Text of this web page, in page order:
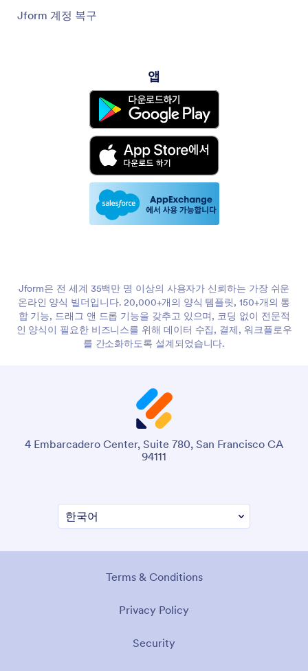
Jform 계정 복구
앱
Jform은 전 세계 35백만 명 이상의 사용자가 신뢰하는 가장 쉬운
온라인 양식 빌더입니다. 20,000+개의 양식 템플릿, 150+개의 통
합 기능, 드래그 앤 드롭 기능을 갖추고 있으며, 코딩 없이 전문적
인 양식이 필요한 비즈니스를 위해 데이터 수집, 결제, 워크플로우
를 간소화하도록 설계되었습니다.
4 Embarcadero Center, Suite 780, San Francisco CA
94111
Terms & Conditions
Privacy Policy
Security